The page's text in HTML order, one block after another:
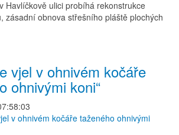
Havlíčkově ulici probíhá rekonstrukce
zásadní obnova střešního pláště plochých
vjel v ohnivém kočáře
ohnivými koni“